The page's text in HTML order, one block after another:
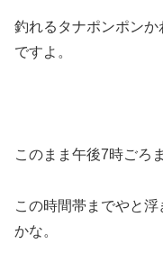
釣れるタナポンポン
ですよ。
このまま午後7時ごろ
この時間帯までやと
かな。